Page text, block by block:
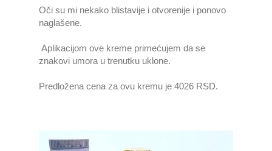
Oči su mi nekako blistavije i otvorenije i ponovo
naglašene.
Aplikacijom ove kreme primećujem da se
znakovi umora u trenutku uklone.
Predložena cena za ovu kremu je 4026 RSD.